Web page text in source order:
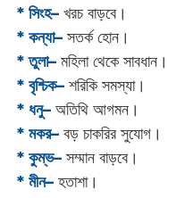
* সিংহ–খরচ বাড়বে।
* কন্যা–সতর্ক হোন।
* তুলা–মহিলা থেকে সাবধান।
* বৃশ্চিক–শরিকি সমস্যা।
* ধনু– অতিথি আগমন।
* মকর–বড় চাকরির সুযোগ।‌
* কুম্ভ–সম্মান বাড়বে।
* মীন–হতাশা।‌‌‌‌‌‌‌‌‌‌‌‌‌‌‌‌‌‌‌‌‌‌‌‌‌‌‌‌‌‌‌‌‌‌‌‌‌‌‌‌‌‌‌‌‌‌‌‌